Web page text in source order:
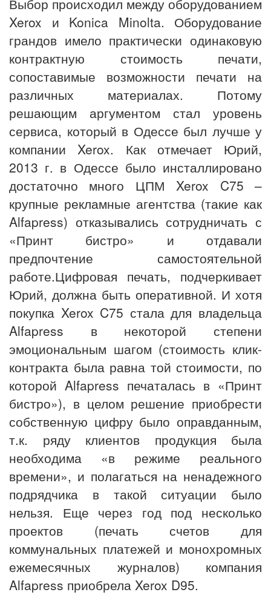
Выбор происходил между оборудованием
Xerox и Konica Minolta. Оборудование
грандов имело практически одинаковую
контрактную стоимость печати,
сопоставимые возможности печати на
различных материалах. Потому
решающим аргументом стал уровень
сервиса, который в Одессе был лучше у
компании Xerox. Как отмечает Юрий,
2013 г. в Одессе было инсталлировано
достаточно много ЦПМ Xerox C75 –
крупные рекламные агентства (такие как
Alfapress) отказывались сотрудничать с
«Принт бистро» и отдавали
предпочтение самостоятельной
работе.Цифровая печать, подчеркивает
Юрий, должна быть оперативной. И хотя
покупка Xerox C75 стала для владельца
Alfapress в некоторой степени
эмоциональным шагом (стоимость клик-
контракта была равна той стоимости, по
которой Alfapress печаталась в «Принт
бистро»), в целом решение приобрести
собственную цифру было оправданным,
т.к. ряду клиентов продукция была
необходима «в режиме реального
времени», и полагаться на ненадежного
подрядчика в такой ситуации было
нельзя. Еще через год под несколько
проектов (печать счетов для
коммунальных платежей и монохромных
ежемесячных журналов) компания
Alfapress приобрела Xerox D95.